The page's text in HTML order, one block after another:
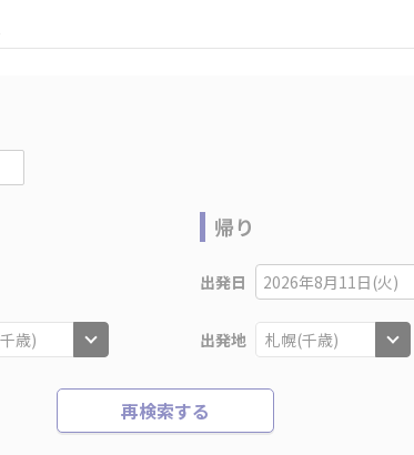
帰り
出発日 2026年8月11日(火)
出発地
再検索する